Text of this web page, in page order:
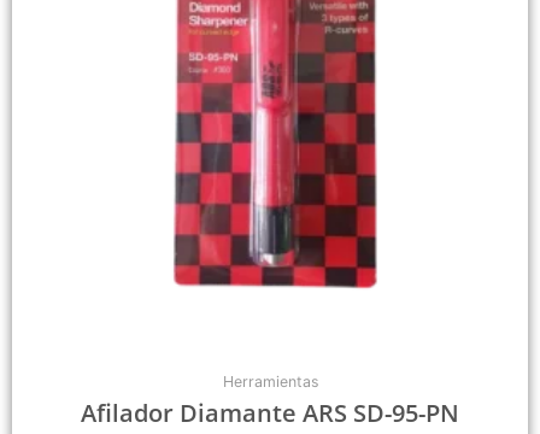
Herramientas
Afilador Diamante ARS SD-95-PN